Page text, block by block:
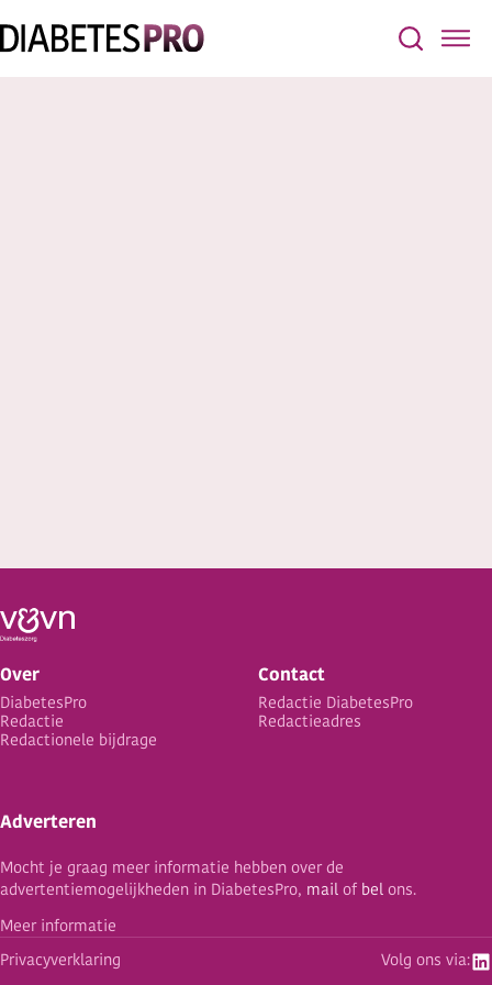
Over
DiabetesPro
Redactie
Redactionele bijdrage
Adverteren
Mocht je graag meer informatie hebben over de
advertentiemogelijkheden in DiabetesPro, mail of bel ons.
Meer informatie
Contact
Redactie DiabetesPro
Redactieadres
Privacyverklaring Volg ons via: